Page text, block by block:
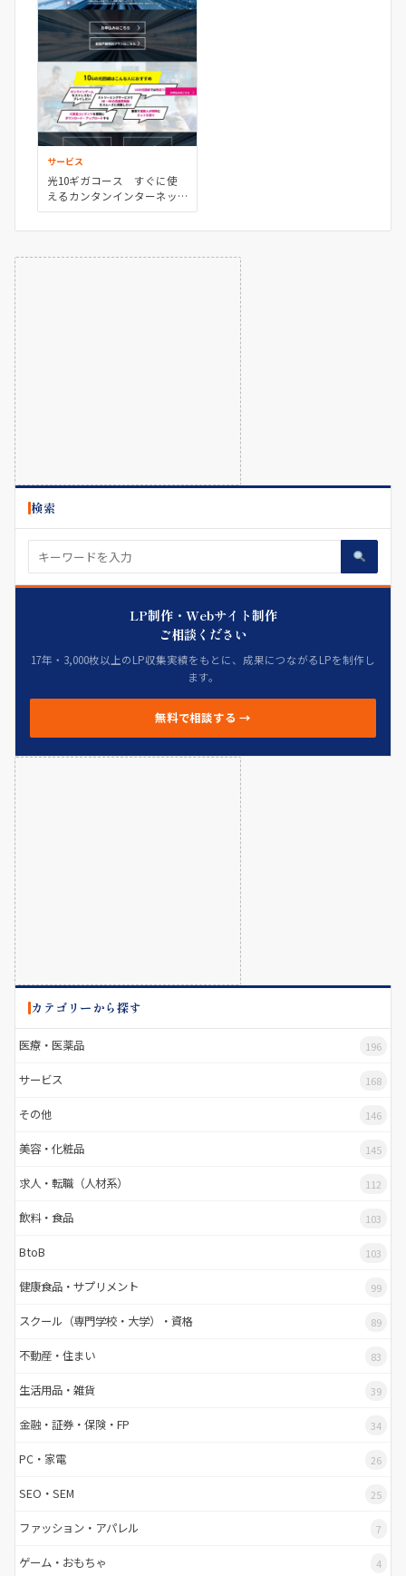
サービス
光10ギガコース すぐに使
えるカンタンインターネッ
ト | 西宮・尼崎・伊丹・大阪
イコム）
検索
LP制作・Webサイト制作
ご相談ください
17年・3,000枚以上のLP収集実績をもとに、成果につながるLPを制作し
ます。
無料で相談する →
カテゴリーから探す
医療・医薬品 196
サービス 168
その他 146
美容・化粧品 145
求人・転職（人材系） 112
飲料・食品 103
BtoB 103
健康食品・サプリメント 99
スクール（専門学校・大学）・資格 89
不動産・住まい 83
生活用品・雑貨 39
金融・証券・保険・FP 34
PC・家電 26
SEO・SEM 25
ファッション・アパレル 7
ゲーム・おもちゃ 4